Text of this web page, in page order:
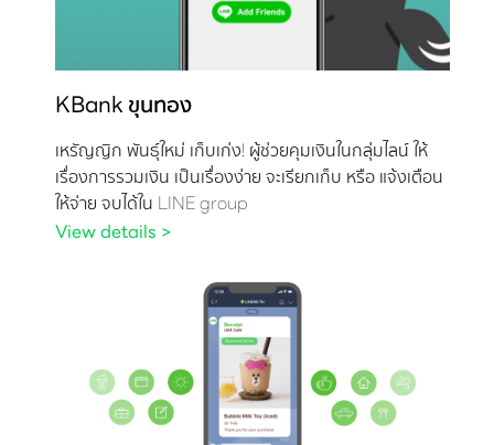
KBank ขุนทอง
เหรัญญิก พันธุ์ใหม่ เก็บเก่ง! ผู้ช่วยคุมเงินในกลุ่มไลน์ ให้
เรื่องการรวมเงิน เป็นเรื่องง่าย จะเรียกเก็บ หรือ แจ้งเตือน
ให้จ่าย จบได้ใน LINE group
View details >